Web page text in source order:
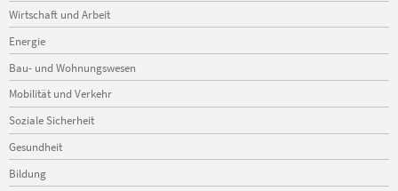
Wirtschaft und Arbeit
Energie
Bau- und Wohnungswesen
Mobilität und Verkehr
Soziale Sicherheit
Gesundheit
Bildung